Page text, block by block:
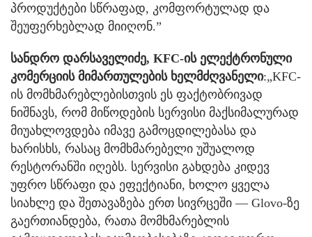
პროდუქტები სწრაფად, კომფორტულად და
შეუფერხებლად მიიღონ.”
სანდრო დარსაველიძე, KFC-ის ელექტრონული
კომერციის მიმართულების ხელმძღვანელი:„KFC-
ის მომხმარებლებისთვის ეს ფაქტობრივად
ნიშნავს, რომ მიწოდების სერვისი მაქსიმალურად
მიუახლოვდება იმავე გამოცდილებასა და
ხარისხს, რასაც მომხმარებელი უშუალოდ
რესტორანში იღებს. სერვისი გახდება კიდევ
უფრო სწრაფი და ეფექტიანი, ხოლო ყველა
სიახლე და შეთავაზება ერთ სივრცეში — Glovo-ზე
გაერთიანდება, რათა მომხმარებლის